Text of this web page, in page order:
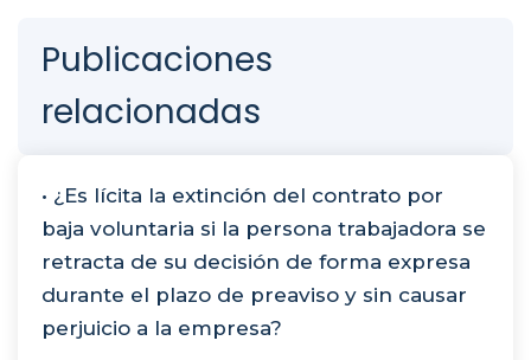
Publicaciones
relacionadas
• ¿Es lícita la extinción del contrato por
baja voluntaria si la persona trabajadora se
retracta de su decisión de forma expresa
durante el plazo de preaviso y sin causar
perjuicio a la empresa?